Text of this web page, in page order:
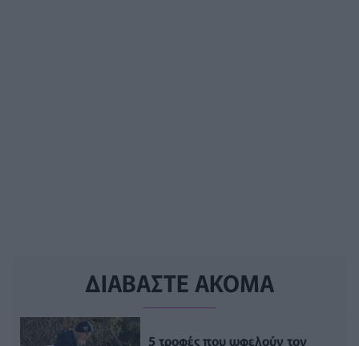
ΔΙΑΒΑΣΤΕ ΑΚΟΜΑ
5 τροφές που ωφελούν τον